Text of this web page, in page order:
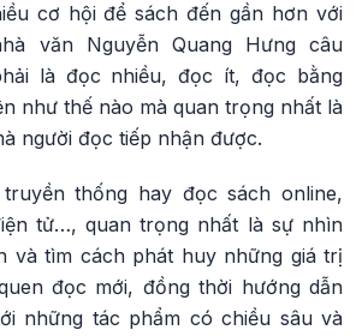
cơ hội để sách đến gần hơn với
văn Nguyễn Quang Hưng câu
là đọc nhiều, đọc ít, đọc bằng
như thế nào mà quan trọng nhất là
người đọc tiếp nhận được.
thống hay đọc sách online,
tử…, quan trọng nhất là sự nhìn
và tìm cách phát huy những giá trị
đọc mới, đồng thời hướng dẫn
những tác phẩm có chiều sâu và